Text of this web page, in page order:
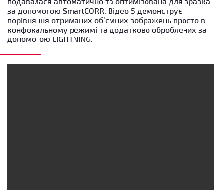
за допомогою SmartCORR. Відео 5 демонструє
порівняння отриманих об’ємних зображень просто в
конфокальному режимі та додатково оброблених за
допомогою LIGHTNING.